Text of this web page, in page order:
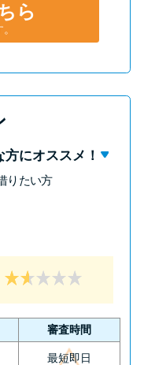
ら
方にオススメ！
りたい方
審査時間
最短即日